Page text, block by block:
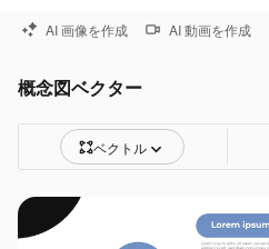
AI 画像を作成 AI 動画を作成
概念図ベクター
ベクトル